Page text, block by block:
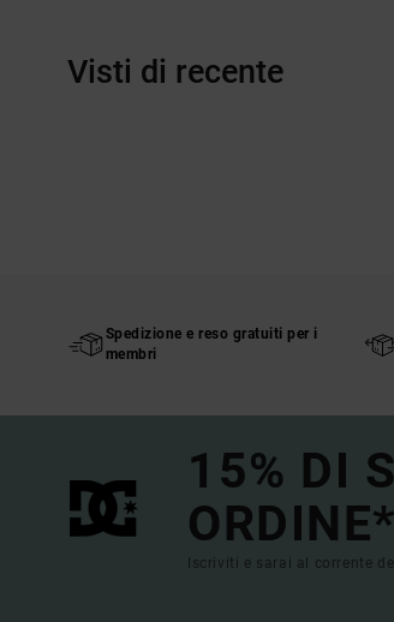
Visti di recente
Spedizione e reso gratuiti per i
membri
15% DI
ORDINE*
Iscriviti e sarai al corrente